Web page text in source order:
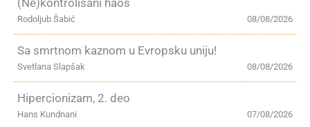
(Ne)kontrolisani haos
08/08/2026
Rodoljub Šabić
Sa smrtnom kaznom u Evropsku uniju!
08/08/2026
Svetlana Slapšak
Hipercionizam, 2. deo
07/08/2026
Hans Kundnani